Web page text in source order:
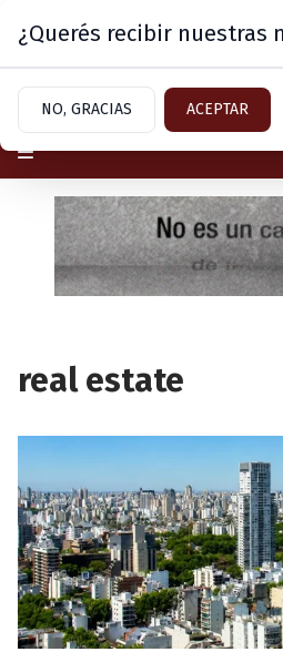
Sábado 8 de
real estate
¿Querés recibir nuestras
NO, GRACIAS ACEPTAR